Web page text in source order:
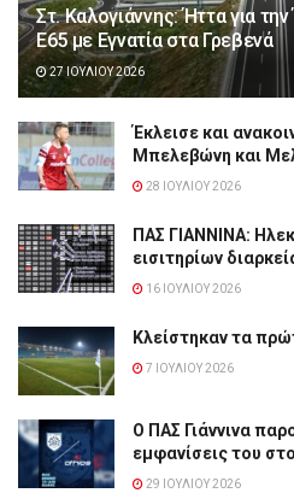
Στ. Καλογιάννης: Ήττα για
Ε65 με Εγνατία στα Γρεβενά
27 ΙΟΥΛΊΟΥ 2026
Έκλεισε και
Μπελεβώνη και
28 ΙΟΥΛΊΟΥ 2026
ΠΑΣ ΓΙΑΝΝΙΝΑ:
εισιτηρίων
16 ΙΟΥΛΊΟΥ 2026
Κλείστηκαν τα
7 ΙΟΥΛΊΟΥ 2026
Ο ΠΑΣ Γιάννινα
εμφανίσεις του
29 ΙΟΥΛΊΟΥ 2026